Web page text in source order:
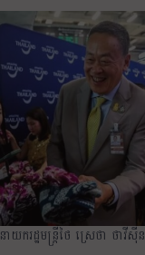
នាយករដ្ឋមន្រ្តីថៃ ស្រេថា ថាវីស៊ីន